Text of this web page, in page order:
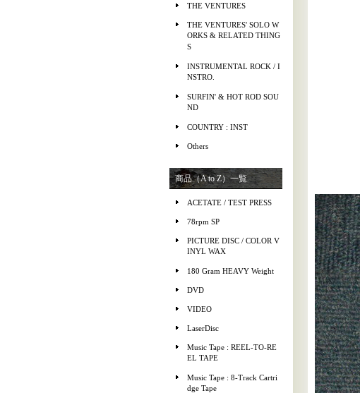
THE VENTURES
THE VENTURES' SOLO W
ORKS & RELATED THING
S
INSTRUMENTAL ROCK / I
NSTRO.
SURFIN' & HOT ROD SOU
ND
COUNTRY : INST
Others
商品（A to Z）一覧
ACETATE / TEST PRESS
78rpm SP
PICTURE DISC / COLOR V
INYL WAX
180 Gram HEAVY Weight
DVD
VIDEO
LaserDisc
Music Tape : REEL-TO-RE
EL TAPE
Music Tape : 8-Track Cartri
dge Tape